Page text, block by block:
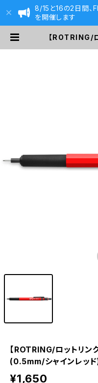
8/15と16の2日間、
を開催します
【ROTRING/
【ROTRING/ロットリ
(0.5mm/シャインレッ
¥1,650